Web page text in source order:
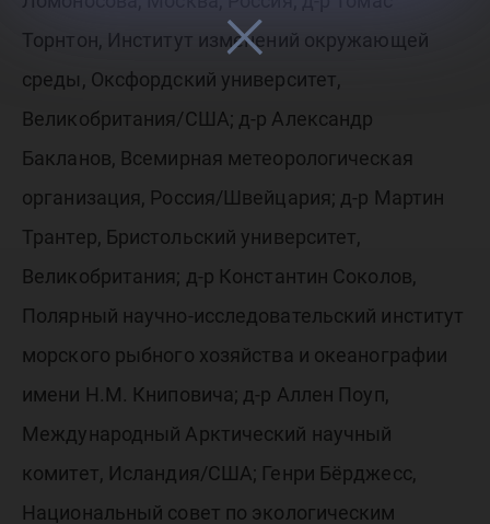
Торнтон, Институт изменений окружающей
среды, Оксфордский университет,
Великобритания/США; д-р Александр
Бакланов, Всемирная метеорологическая
организация, Россия/Швейцария; д-р Мартин
Трантер, Бристольский университет,
Великобритания; д-р Константин Соколов,
Полярный научно-исследовательский институт
морского рыбного хозяйства и океанографии
имени Н.М. Книповича; д-р Аллен Поуп,
Международный Арктический научный
комитет, Исландия/США; Генри Бёрджесс,
Национальный совет по экологическим